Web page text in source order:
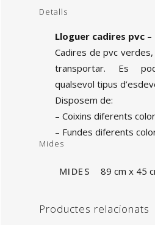
Detalls
Lloguer cadires pvc
Cadires de pvc
transportar. Es
qualsevol tipus
Disposem de:
– Coixins diferents
– Fundes diferents
Mides
MIDES 89 cm x 45
Productes relacionats